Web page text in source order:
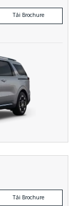
Tải Brochure
Tải Brochure